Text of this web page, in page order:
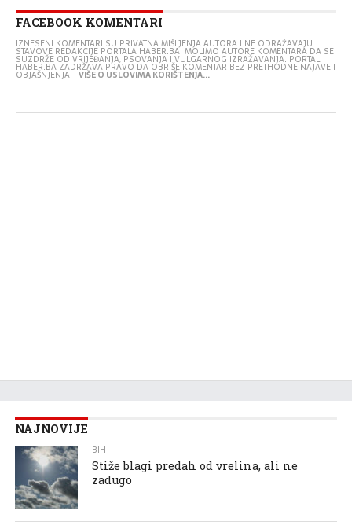
FACEBOOK KOMENTARI
IZNESENI KOMENTARI SU PRIVATNA MIŠLJENJA AUTORA I NE ODRAŽAVAJU
STAVOVE REDAKCIJE PORTALA HABER.BA. MOLIMO AUTORE KOMENTARA DA SE
SUZDRŽE OD VRIJEĐANJA, PSOVANJA I VULGARNOG IZRAŽAVANJA. PORTAL
HABER.BA ZADRŽAVA PRAVO DA OBRIŠE KOMENTAR BEZ PRETHODNE NAJAVE I
OBJAŠNJENJA -VIŠE O USLOVIMA KORIŠTENJA...
NAJNOVIJE
BIH
Stiže blagi predah od vrelina, ali ne
zadugo